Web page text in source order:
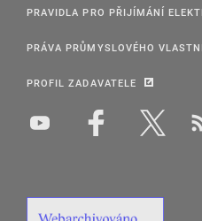
PRAVIDLA PRO PŘIJÍMÁNÍ
PRÁVA PRŮMYSLOVÉHO
PROFIL ZADAVATELE